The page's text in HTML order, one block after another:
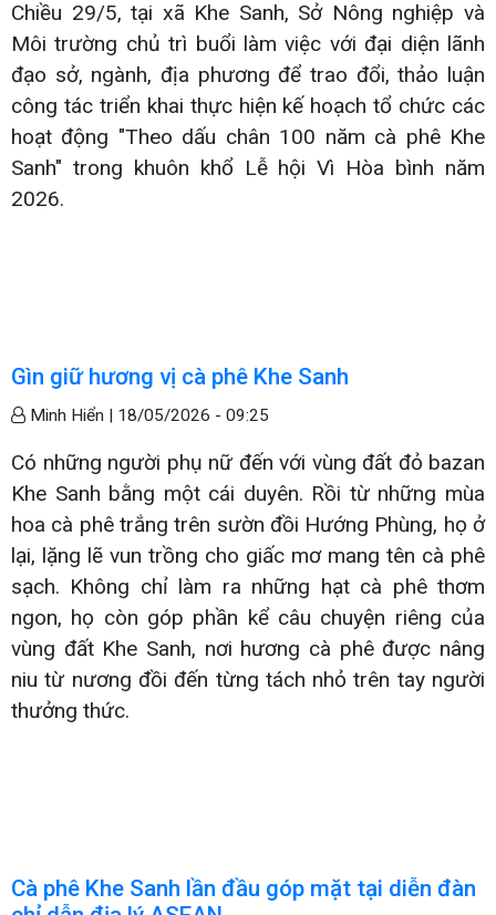
Chiều 29/5, tại xã Khe Sanh, Sở Nông nghiệp và
Môi trường chủ trì buổi làm việc với đại diện lãnh
đạo sở, ngành, địa phương để trao đổi, thảo luận
công tác triển khai thực hiện kế hoạch tổ chức các
hoạt động "Theo dấu chân 100 năm cà phê Khe
Sanh" trong khuôn khổ Lễ hội Vì Hòa bình năm
2026.
Gìn giữ hương vị cà phê Khe Sanh
Minh Hiển | 18/05/2026 - 09:25
Có những người phụ nữ đến với vùng đất đỏ bazan
Khe Sanh bằng một cái duyên. Rồi từ những mùa
hoa cà phê trắng trên sườn đồi Hướng Phùng, họ ở
lại, lặng lẽ vun trồng cho giấc mơ mang tên cà phê
sạch. Không chỉ làm ra những hạt cà phê thơm
ngon, họ còn góp phần kể câu chuyện riêng của
vùng đất Khe Sanh, nơi hương cà phê được nâng
niu từ nương đồi đến từng tách nhỏ trên tay người
thưởng thức.
Cà phê Khe Sanh lần đầu góp mặt tại diễn đàn